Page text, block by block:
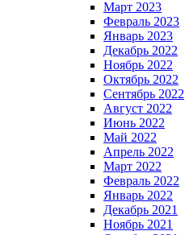
Март 2023
Февраль 2023
Январь 2023
Декабрь 2022
Ноябрь 2022
Октябрь 2022
Сентябрь 2022
Август 2022
Июнь 2022
Май 2022
Апрель 2022
Март 2022
Февраль 2022
Январь 2022
Декабрь 2021
Ноябрь 2021